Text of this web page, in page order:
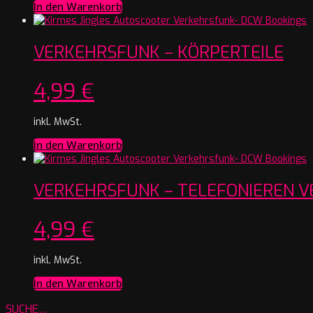
In den Warenkorb
VERKEHRSFUNK – KÖRPERTEILE
4,99 €
inkl. MwSt.
In den Warenkorb
VERKEHRSFUNK – TELEFONIEREN
4,99 €
inkl. MwSt.
In den Warenkorb
SUCHE…